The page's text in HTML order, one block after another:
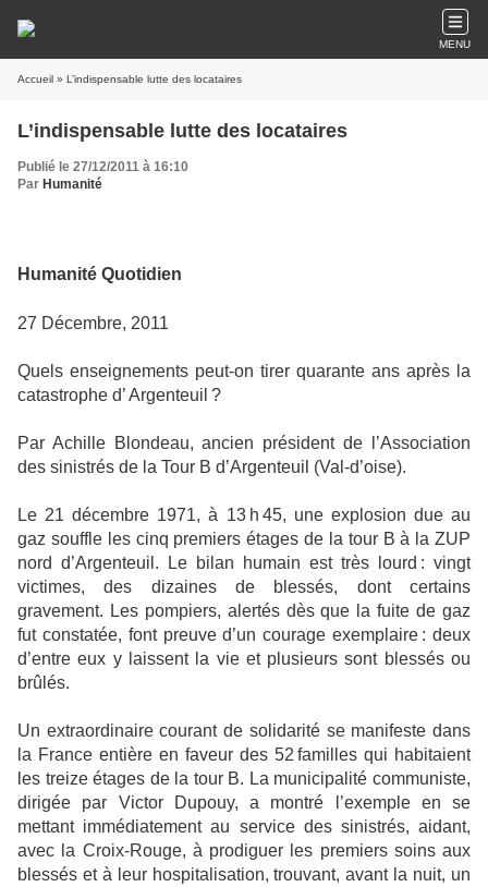
MENU
Accueil » L’indispensable lutte des locataires
L’indispensable lutte des locataires
Publié le 27/12/2011 à 16:10
Par Humanité
Humanité Quotidien
27 Décembre, 2011
Quels enseignements peut-on tirer quarante ans après la
catastrophe d’ Argenteuil ?
Par Achille Blondeau, ancien président de l’Association
des sinistrés de la Tour B d’Argenteuil (Val-d’oise).
Le 21 décembre 1971, à 13 h 45, une explosion due au
gaz souffle les cinq premiers étages de la tour B à la ZUP
nord d’Argenteuil. Le bilan humain est très lourd : vingt
victimes, des dizaines de blessés, dont certains
gravement. Les pompiers, alertés dès que la fuite de gaz
fut constatée, font preuve d’un courage exemplaire : deux
d’entre eux y laissent la vie et plusieurs sont blessés ou
brûlés.
Un extraordinaire courant de solidarité se manifeste dans
la France entière en faveur des 52 familles qui habitaient
les treize étages de la tour B. La municipalité communiste,
dirigée par Victor Dupouy, a montré l’exemple en se
mettant immédiatement au service des sinistrés, aidant,
avec la Croix-Rouge, à prodiguer les premiers soins aux
blessés et à leur hospitalisation, trouvant, avant la nuit, un